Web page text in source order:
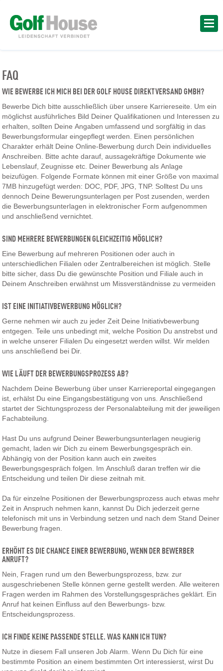
FAQ
WIE BEWERBE ICH MICH BEI DER GOLF HOUSE DIREKTVERSAND GMBH?
Bewerbe Dich bitte ausschließlich über unsere Karriereseite. Um ein
möglichst ausführliches Bild Deiner Qualifikationen und Interessen zu
erhalten, sollten Deine Angaben umfassend und sorgfältig in das
Bewerbungsformular eingepflegt werden. Einen persönlichen
Charakter erhält Deine Online-Bewerbung durch Dein individuelles
Anschreiben. Bitte achte darauf, aussagekräftige Dokumente wie
Lebenslauf, Zeugnisse etc. Deiner Bewerbung als Anlage
beizufügen. Folgende Formate können mit einer Größe von maximal
7MB hinzugefügt werden: DOC, PDF, JPG, TNP. Solltest Du uns
dennoch Deine Bewerungsunterlagen per Post zusenden, werden
die Bewerbungsunterlagen in elektronischer Form aufgenommen
und anschließend vernichtet.
SIND MEHRERE BEWERBUNGEN GLEICHZEITIG MÖGLICH?
Eine Bewerbung auf mehreren Positionen oder auch in
unterschiedlichen Filialen oder Zentralbereichen ist möglich. Stelle
bitte sicher, dass Du die gewünschte Position und Filiale auch in
Deinem Anschreiben erwähnst um Missverständnisse zu vermeiden
IST EINE INITIATIVBEWERBUNG MÖGLICH?
Gerne nehmen wir auch zu jeder Zeit Deine Initiativbewerbung
entgegen. Teile uns unbedingt mit, welche Position Du anstrebst und
in welche unserer Filialen Du eingesetzt werden willst. Wir melden
uns anschließend bei Dir.
WIE LÄUFT DER BEWERBUNGSPROZESS AB?
Nachdem Deine Bewerbung über unser Karriereportal eingegangen
ist, erhälst Du eine Eingangsbestätigung von uns. Anschließend
startet der Sichtungsprozess der Personalabteilung mit der jeweiligen
Fachabteilung.
Hast Du uns aufgrund Deiner Bewerbungsunterlagen neugierig
gemacht, laden wir Dich zu einem Bewerbungsgespräch ein.
Abhängig von der Position kann auch ein zweites
Bewerbungsgespräch folgen. Im Anschluß daran treffen wir die
Entscheidung und teilen Dir diese zeitnah mit.
Da für einzelne Positionen der Bewerbungsprozess auch etwas mehr
Zeit in Anspruch nehmen kann, kannst Du Dich jederzeit gerne
telefonisch mit uns in Verbindung setzen und nach dem Stand Deiner
Bewerbung fragen.
ERHÖHT ES DIE CHANCE EINER BEWERBUNG, WENN DER BEWERBER
ANRUFT?
Nein, Fragen rund um den Bewerbungsprozess, bzw. zur
ausgeschriebenen Stelle können gerne gestellt werden. Alle weiteren
Fragen werden im Rahmen des Vorstellungsgespräches geklärt. Ein
Anruf hat keinen Einfluss auf den Bewerbungs- bzw.
Entscheidungsprozess.
ICH FINDE KEINE PASSENDE STELLE. WAS KANN ICH TUN?
Nutze in diesem Fall unseren Job Alarm. Wenn Du Dich für eine
bestimmte Position an einem bestimmten Ort interessierst, wirst Du